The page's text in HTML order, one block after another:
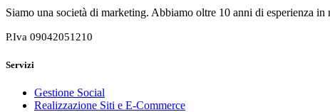
Siamo una società di marketing. Abbiamo oltre 10 anni di esperienza
P.Iva 09042051210
Servizi
Gestione Social
Realizzazione Siti e E-Commerce